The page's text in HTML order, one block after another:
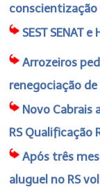
conscientização
SEST SENAT
Arrozeiros
renegociação
Novo Cabrais
RS Qualificação
Após três
aluguel no RS